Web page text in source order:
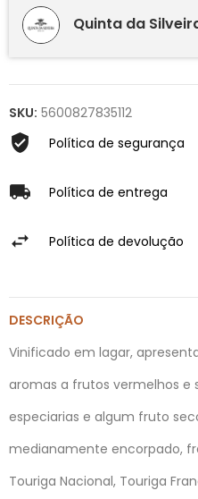
Quinta da
SKU: 5600827835112
Política de segurança
Política de entrega
Política de devolução
DESCRIÇÃO
Vinificado em lagar,
aromas a frutos vermelhos e
especiarias e algum fruto
medianamente encorpado,
Touriga Nacional, Touriga